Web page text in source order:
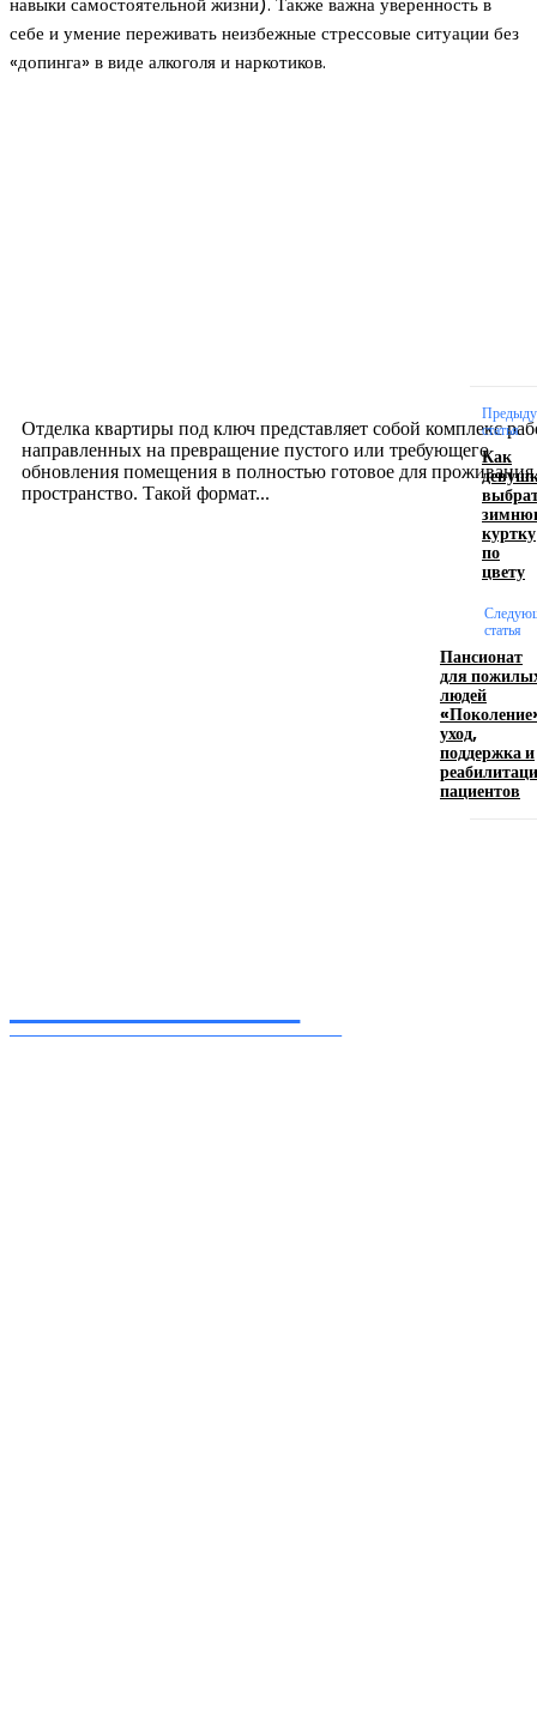
себе и умение переживать неизбежные стрессовые ситуации без
«допинга» в виде алкоголя и наркотиков.
Отделка квартиры под ключ представляет собой комплекс
направленных на превращение пустого или требующего
обновления помещения в полностью готовое для проживания
пространство. Такой формат...
Девушка в бокале: легендарный номер бурлеска
статья
Как
куртку
по
цвету
статья
Пансионат
для
людей
уход,
поддержка и
пациентов
ПРОФЕССИОНАЛЬНЫЕ НОВОСТИ